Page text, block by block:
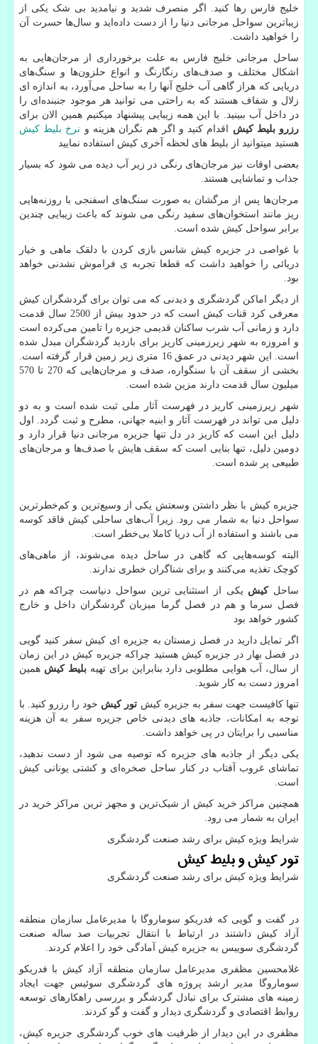
خلیج فارس رها کنید. اگر منصرف شدید و نیامدید بی شک یکی از
زیباترین سواحل مرجانی دنیا را از دست داده‌اید و سال‌ها حسرت آن
را خواهید داشت.
ساحل مرجانی خلیج فارس به علت برخورداری از مرجان‌هایی به
اشکال مختلف و صدف‌های رنگارنگ و انواع حلزون‌ها و سنگ‌های
دریایی که هراز گاهی آب خلیج آنها را به ساحل می‌آورد، به اندازه ای
زلال و شفاف هستند که به راحتی می توانید هر موجود جنبنده‌ای را
در داخل آب ببینید. با این همه زیبایی پیشنهاد میکنیم همین الان برای
رزرو بلیط کیش اقدام کنید و اگر هم نگران هزینه و نرخ بلیط کیش
هستید میتوانید از بلیط های لحظه آخری کیش استفاده نمایید
بعضی اوقات نیز مرجان‌های رنگی در زیر آب دیده می شود که بسیار
جذاب و تماشایی هستند.
مرجان‌ها پس از مرگشان به صورت سنگ‌های اسفنجی با روزنه‌هایی
ریز مانند استخوان‌های سفید رنگی می شوند که باعث زیبایی چندین
برابر سواحل کیش شده است.
با غواصی در جزیره کیش شانس بازی کردن با دلقک ماهی و خیار
دریائی را خواهید داشت که قطعا تجربه ی فراموش نشدنی خواهد
بود.
از دیگر اماکن گردشگری و دیدنی که می توان برای گردشگران کیش
معرفی کرد قنات کیش است که در حدود بیش از 2500 سال قدمت
دارد و زمانی آب شرب ساکنان قدیمی جزیره را تامین می‌کرده است
و امروزه به شهر زیرزمینی کاریز برای بازدید گردشگران مبدل شده
است. این شهر دیدنی در عمق 16 متری زیر زمین قرار گرفته است.
بخشی از سقف آن با سنگواره، صدف و مرجان‌هایی که 270 تا 570
میلیون سال قدمت دارند مزین شده است.
شهر زیرزمینی کاریز در فهرست آثار ملی ثبت شده است و به دو
دلیل می تواند در فهرست آثار و ابنیه جهانی، مطرح و ثبت گردد. اول
دلیل این است که کاریز در دل تنها جزیره مرجانی دنیا قرار دارد و
دومین دلیل، تنها بنایی است که سقف هایش با صدف‌ها و مرجان‌های
طبیعی پر شده است.
جزیره کیش با نظر داشتن وسعتش یکی از وسیع‌ترین و کم‌خطرترین
سواحل دنیا به شمار می رود. زیرا آب‌های ساحلی کیش فاقد کوسه
می باشند و استفاده از آب دریا کاملا بی‌خطر است.
البته کوسه‌هایی که گاهی در ساحل دیده می‌شوند، از ماهی‌های
کوچک تغذیه می‌کنند و برای شناگران خطری ندارند.
ساحلکیش یکی از استثنایی ترین سواحل دنیاست چراکه هم در
فصل سرما و هم در فصل گرما میزبان گردشگران داخل و خارج
کشور خواهد بود
اگر تمایل دارید در فصل زمستان به جزیره ای کیش سفر کنید گویی
در فصل بهار در جزیره کیش هستید چراکه جزیره کیش در این زمان
از سال، آب هوایی مطلوبی دارد بنابراین برای تهیهبلیط کیش همین
امروز دست به کار شوید.
تنها کافیست جهت سفر به جزیره کیش تور کیش خود را رزرو کنید. با
توجه به امکانات، جاذبه های دیدنی خاص جزیره سفر به آن هزینه
مناسبی را برایتان در پی خواهد داشت.
یکی دیگر از جاذبه های جزیره که توصیه می شود از دست ندهید،
تماشای غروب آفتاب در کنار ساحل صخره‌ای و کشتی یونانی کیش
است.
همچنین مراکز خرید کیش از شیک‌ترین و مجهز ترین مراکز خرید در
ایران به شمار می رود.
شرایط ویژه كيش برای رشد صنعت گردشگری
تور کیش و بلیط کیش
شرایط ویژه كيش برای رشد صنعت گردشگری
در گفت و گویی که فدریکو سوماروگا با مدیرعامل سازمان منطقه
آزاد کیش داشتند در ارتباط با انتقال تجربیات صد ساله صنعت
گردشگری سوییس به جزیره کیش آمادگی خود را اعلام کردند.
غلامحسین مظفری مدیرعامل سازمان منطقه آزاد کیش با فدریکو
سوماروگا مدیر ارشد پروژه‌ های گردشگری سوئیس جهت ایجاد
زمینه های مشترک برای تبادل گردشگر و بررسی راهکارهای توسعه
روابط اقتصادی و گردشگری دیدار و گفت و گو کردند.
مظفری در این دیدار از ظرفیت های خوب گردشگری جزیره کیش،